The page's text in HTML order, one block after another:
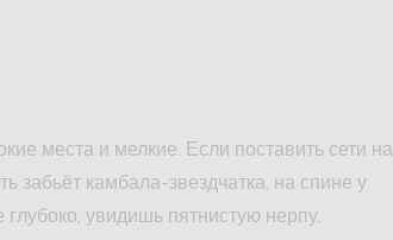
места и мелкие. Если поставить сети на
забьёт камбала-звездчатка, на спине у
глубоко, увидишь пятнистую нерпу.